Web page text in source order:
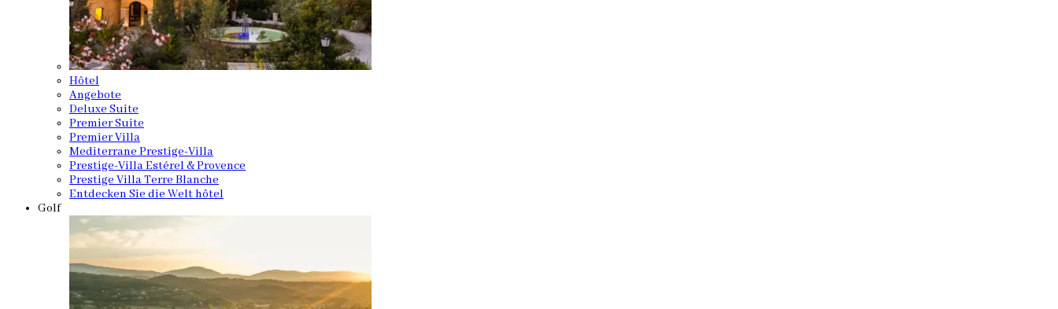
Hôtel
Angebote
Deluxe Suite
Premier Suite
Premier Villa
Mediterrane Prestige-Villa
Prestige-Villa Estérel & Provence
Prestige Villa Terre Blanche
Entdecken Sie die Welt hôtel
Golf